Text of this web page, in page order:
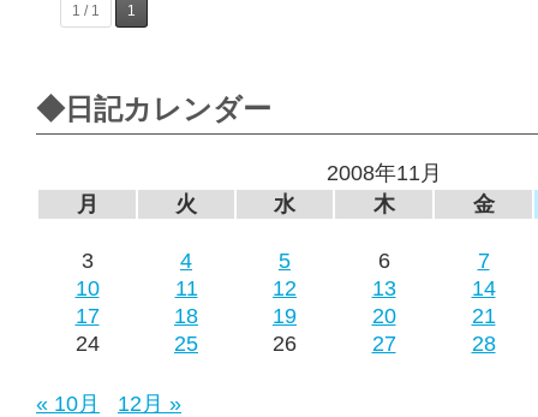
1 / 1 1
◆日記カレンダー
2008年11月
月
火 水 木 金
3 4 5 6
7
10
11 12 13
14
17
18 19 20
21
24
25 26 27 28
« 10月 12月 »